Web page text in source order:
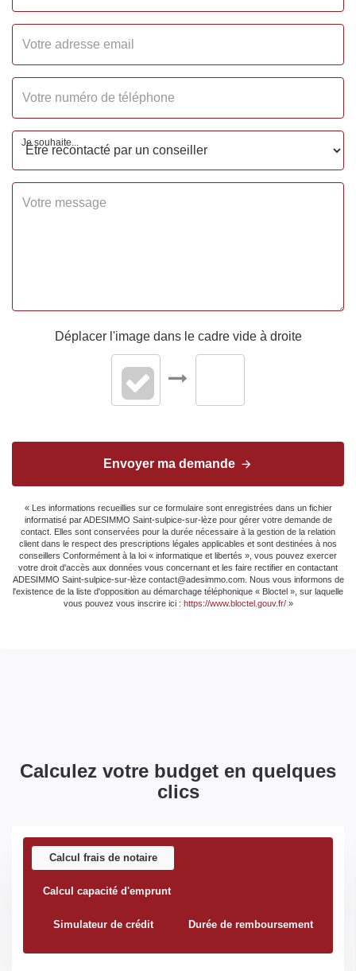
complémentaires
DIAGNOSTICS
Concerné par un Etat
Pollutions (ERP)
Non
Je souhaite...
Déplacer l'image dans le cadre vide à droite
Envoyer ma demande
« Les informations recueillies sur ce formulaire sont enregistrées dans un fichier
informatisé par ADESIMMO Saint-sulpice-sur-lèze pour gérer votre demande de
contact. Elles sont conservées pour la durée nécessaire à la gestion de la relation
client dans le respect des prescriptions légales applicables et sont destinées à nos
conseillers Conformément à la loi « informatique et libertés », vous pouvez exercer
votre droit d'accès aux données vous concernant et les faire rectifier en contactant
ADESIMMO Saint-sulpice-sur-lèze contact@adesimmo.com. Nous vous informons de
l'existence de la liste d'opposition au démarchage téléphonique « Bloctel », sur laquelle
vous pouvez vous inscrire ici : https://www.bloctel.gouv.fr/»
Calculez votre budget en quelques
clics
Calcul frais de notaire
Calcul capacité d'emprunt
Simulateur de crédit Durée de remboursement